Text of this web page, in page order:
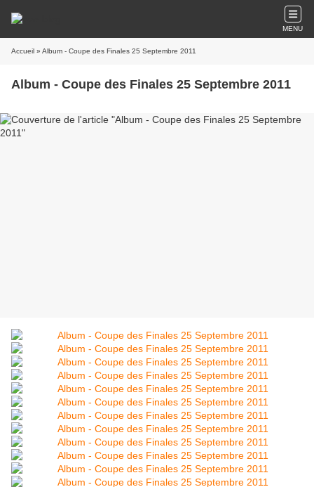
MENU
Accueil » Album - Coupe des Finales 25 Septembre 2011
Album - Coupe des Finales 25 Septembre 2011